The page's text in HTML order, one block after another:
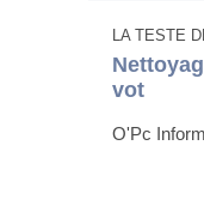
LA TESTE
vot
O'Pc